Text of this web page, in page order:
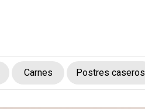
Carnes Postres caseros